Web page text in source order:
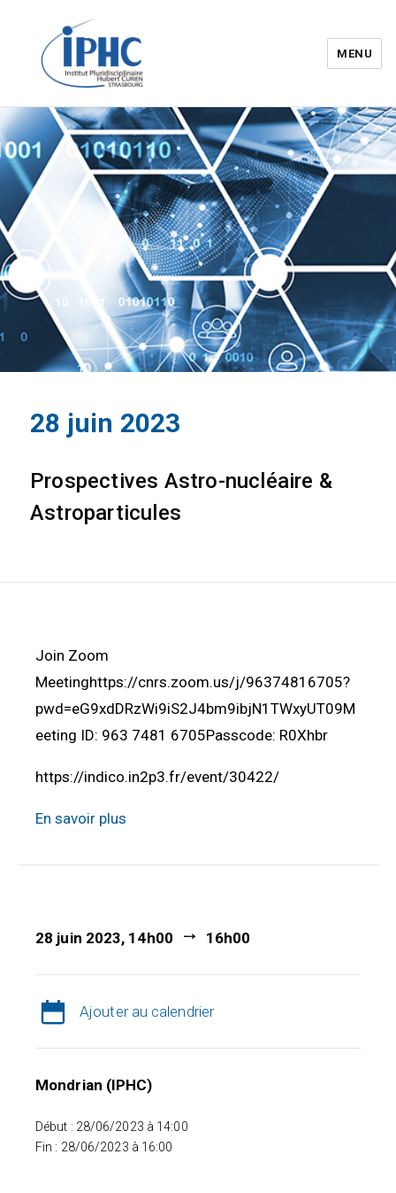
Institut pluridisciplinaire Hubert
Curien – IPHC
MENU
28 juin 2023
Prospectives Astro-nucléaire &
Astroparticules
Join Zoom
Meetinghttps://cnrs.zoom.us/j/96374816705?
pwd=eG9xdDRzWi9iS2J4bm9ibjN1TWxyUT09M
eeting ID: 963 7481 6705Passcode: R0Xhbr
https://indico.in2p3.fr/event/30422/
En savoir plus
28 juin 2023, 14h00 16h00
Ajouter au calendrier
Mondrian (IPHC)
Début : 28/06/2023 à 14:00
Fin : 28/06/2023 à 16:00